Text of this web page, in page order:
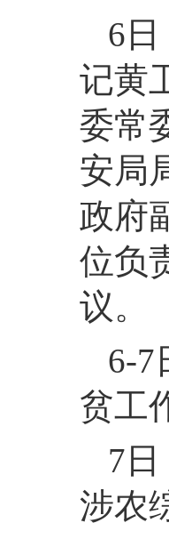
6
记黄
委常
安局
政府
位负
议。
6-7
贫工
7
涉农